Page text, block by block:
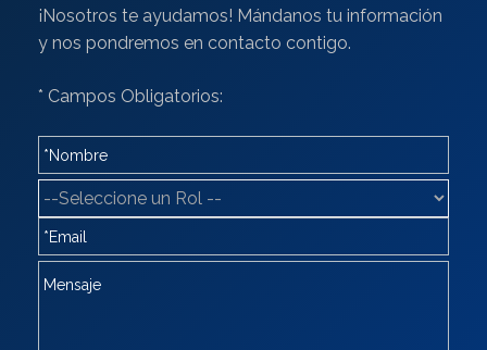
¡Nosotros te ayudamos! Mándanos tu información
y nos pondremos en contacto contigo.
* Campos Obligatorios: